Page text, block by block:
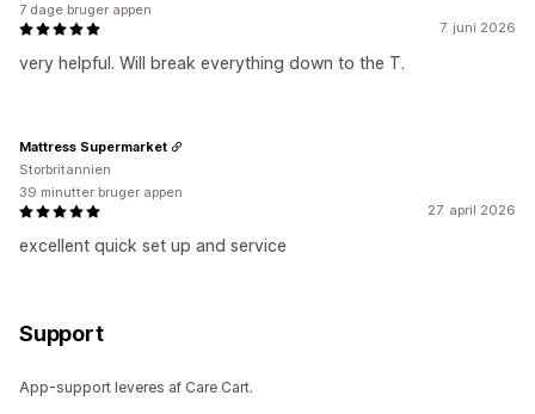
7. juni 2026
very helpful. Will break everything down to the T.
7 dage bruger appen
27. april 2026
excellent quick set up and service
Mattress Supermarket
Storbritannien
39 minutter bruger appen
Support
App-support leveres af Care Cart.